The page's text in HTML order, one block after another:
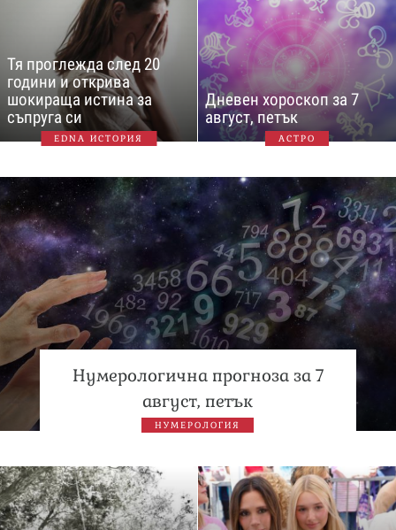
Тя проглежда след 20
години и открива
шокираща истина за
съпруга си
EDNA ИСТОРИЯ
Дневен хороскоп за 7
август, петък
АСТРО
Нумерологична прогноза за 7
август, петък
НУМЕРОЛОГИЯ